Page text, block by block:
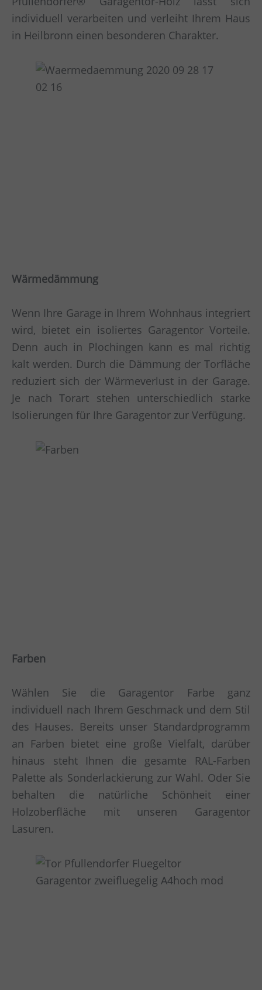
individuell verarbeiten und verleiht Ihrem Haus
in Heilbronn einen besonderen Charakter.
Wärmedämmung
Wenn Ihre Garage in Ihrem Wohnhaus integriert
wird, bietet ein isoliertes Garagentor Vorteile.
Denn auch in Plochingen kann es mal richtig
kalt werden. Durch die Dämmung der Torfläche
reduziert sich der Wärmeverlust in der Garage.
Je nach Torart stehen unterschiedlich starke
Isolierungen für Ihre Garagentor zur Verfügung.
Farben
Wählen Sie die Garagentor Farbe ganz
individuell nach Ihrem Geschmack und dem Stil
des Hauses. Bereits unser Standardprogramm
an Farben bietet eine große Vielfalt, darüber
hinaus steht Ihnen die gesamte RAL-Farben
Palette als Sonderlackierung zur Wahl. Oder Sie
behalten die natürliche Schönheit einer
Holzoberfläche mit unseren Garagentor
Lasuren.